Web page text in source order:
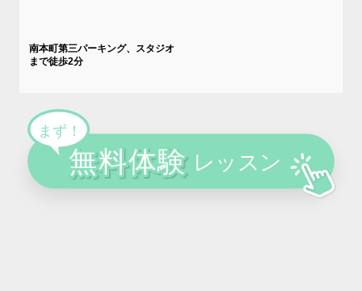
南本町第三パーキング、スタジオ
まで徒歩2分